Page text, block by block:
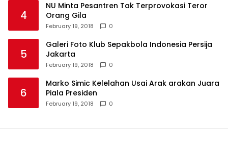
4
NU Minta Pesantren Tak Terprovokasi Teror
Orang Gila
February 19, 2018 0
5
Galeri Foto Klub Sepakbola Indonesia Persija
Jakarta
February 19, 2018 0
6
Marko Simic Kelelahan Usai Arak arakan Juara
Piala Presiden
February 19, 2018 0